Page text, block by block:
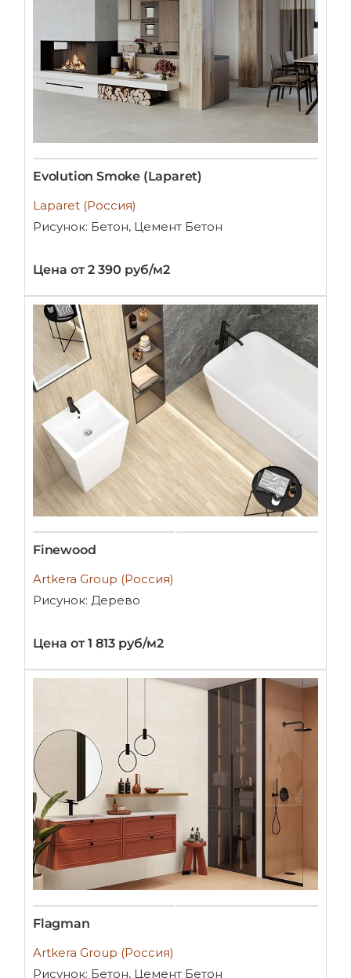
Evolution Smoke (Laparet)
Laparet (Россия)
Рисунок: Бетон, Цемент Бетон
Цена от 2 390 руб/м2
Finewood
Artkera Group (Россия)
Рисунок: Дерево
Цена от 1 813 руб/м2
Flagman
Artkera Group (Россия)
Рисунок: Бетон, Цемент Бетон